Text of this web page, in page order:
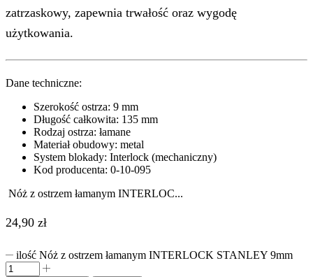
zatrzaskowy, zapewnia trwałość oraz wygodę
użytkowania.
Dane techniczne:
Szerokość ostrza: 9 mm
Długość całkowita: 135 mm
Rodzaj ostrza: łamane
Materiał obudowy: metal
System blokady: Interlock (mechaniczny)
Kod producenta: 0-10-095
Nóż z ostrzem łamanym INTERLOC...
24,90 zł
ilość Nóż z ostrzem łamanym INTERLOCK STANLEY 9mm